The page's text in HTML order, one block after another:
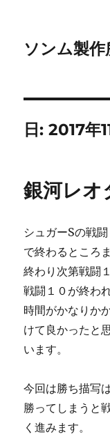
ソンム製
日:2017年
銀河レオ
シュガーSの戦
で終わるところ
終わり次第戦闘
戦闘１０が終わ
時間がかなりか
けて良かったと
います。
今回は勝ち描写
勝ってしまうと
く進みます。